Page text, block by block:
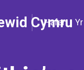
Cymru
Hafan